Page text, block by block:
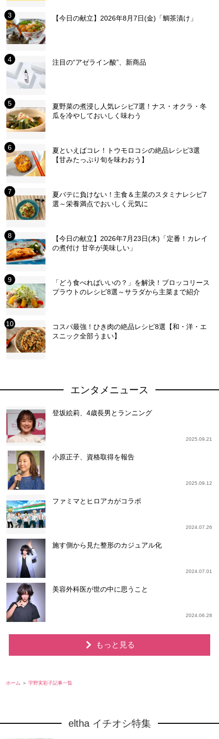
【今日の献立】2026年8月7日(金)「鯛茶漬け」
注目の“アゼライン酸”、新商品
夏野菜の煮浸し人気レシピ7選！ナス・オクラ・冬
瓜を冷やしておいしく味わう
夏といえばコレ！トウモロコシの絶品レシピ3選
【甘みたっぷり旬を味わおう】
夏バテに負けない！主食＆主菜のスタミナレシピ7
選～栄養満点でおいしく元気に
【今日の献立】2026年7月23日(木)「定番！カレイ
の煮付け 甘辛が美味しい」
「どう食べればいいの？」を解決！ブロッコリース
プラウトのレシピ8選～サラダから主菜まで紹介
コスパ最強！ひき肉の絶品レシピ8選【和・洋・エ
スニック全部うまい】
エンタメニュース
登坂絵莉、4歳長男とランニング
2025.09.21
小原正子、資格取得を報告
2025.09.12
ファミマとヒロアカがコラボ
2024.07.26
施す側から見た整形のカジュアル化
2024.07.01
美容外科医が世の中に思うこと
2024.06.28
もっと見る
ホーム 宇野実彩子記事一覧
eltha イチオシ特集